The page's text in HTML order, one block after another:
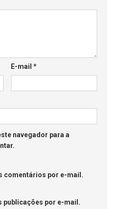
E-mail*
navegador para a
comentários por e-mail.
publicações por e-mail.